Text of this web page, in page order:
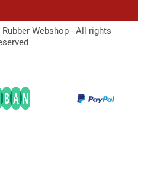
Webshop - All rights